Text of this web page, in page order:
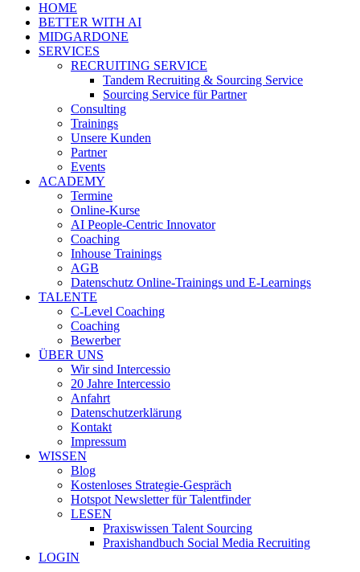
HOME
BETTER WITH AI
MIDGARDONE
SERVICES
RECRUITING SERVICE
Tandem Recruiting & Sourcing Service
Sourcing Service für Partner
Consulting
Trainings
Unsere Kunden
Partner
Events
ACADEMY
Termine
Online-Kurse
AI People-Centric Innovator
Coaching
Inhouse Trainings
AGB
Datenschutz Online-Trainings und E-Learnings
TALENTE
C-Level Coaching
Coaching
Bewerber
ÜBER UNS
Wir sind Intercessio
20 Jahre Intercessio
Anfahrt
Datenschutzerklärung
Kontakt
Impressum
WISSEN
Blog
Kostenloses Strategie-Gespräch
Hotspot Newsletter für Talentfinder
LESEN
Praxiswissen Talent Sourcing
Praxishandbuch Social Media Recruiting
LOGIN